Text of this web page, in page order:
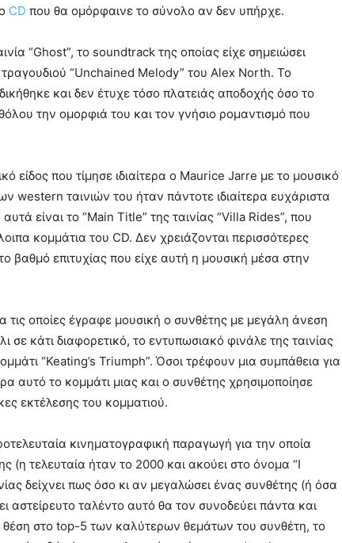
CD που θα ομόρφαινε το σύνολο αν δεν υπήρχε.
“Ghost”, το soundtrack της οποίας είχε σημειώσει
“Unchained Melody” του Alex North. Το
και δεν έτυχε τόσο πλατειάς αποδοχής όσο το
την ομορφιά του και τον γνήσιο ρομαντισμό που
είδος που τίμησε ιδιαίτερα ο Μaurice Jarre με το μουσικό
western ταινιών του ήταν πάντοτε ιδιαίτερα ευχάριστα
είναι το “Main Title” της ταινίας “Villa Rides”, που
κομμάτια του CD. Δεν χρειάζονται περισσότερες
βαθμό επιτυχίας που είχε αυτή η μουσική μέσα στην
τις οποίες έγραφε μουσική ο συνθέτης με μεγάλη άνεση
σε κάτι διαφορετικό, το εντυπωσιακό φινάλε της ταινίας
“Keating’s Triumph”. Όσοι τρέφουν μια συμπάθεια για
αυτό το κομμάτι μιας και ο συνθέτης χρησιμοποίησε
εκτέλεσης του κομματιού.
κινηματογραφική παραγωγή για την οποία
(η τελευταία ήταν το 2000 και ακούει στο όνομα “I
δείχνει πως όσο κι αν μεγαλώσει ένας συνθέτης (ή όσα
αστείρευτο ταλέντο αυτό θα τον συνοδεύει πάντα και
στο top-5 των καλύτερων θεμάτων του συνθέτη, το